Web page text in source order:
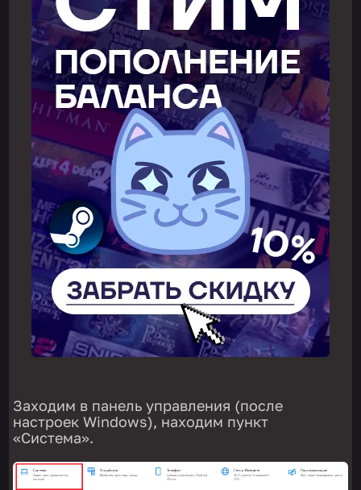
Заходим в панель управления (после
настроек Windows), находим пункт
«Система».